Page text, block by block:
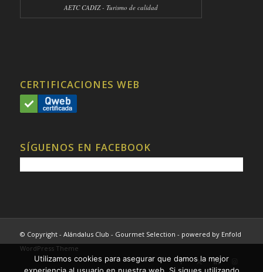
AETC CADIZ - Turismo de calidad
CERTIFICACIONES WEB
SÍGUENOS EN FACEBOOK
© Copyright - Alándalus Club - Gourmet Selection - powered by Enfold
WordPress Theme
Utilizamos cookies para asegurar que damos la mejor